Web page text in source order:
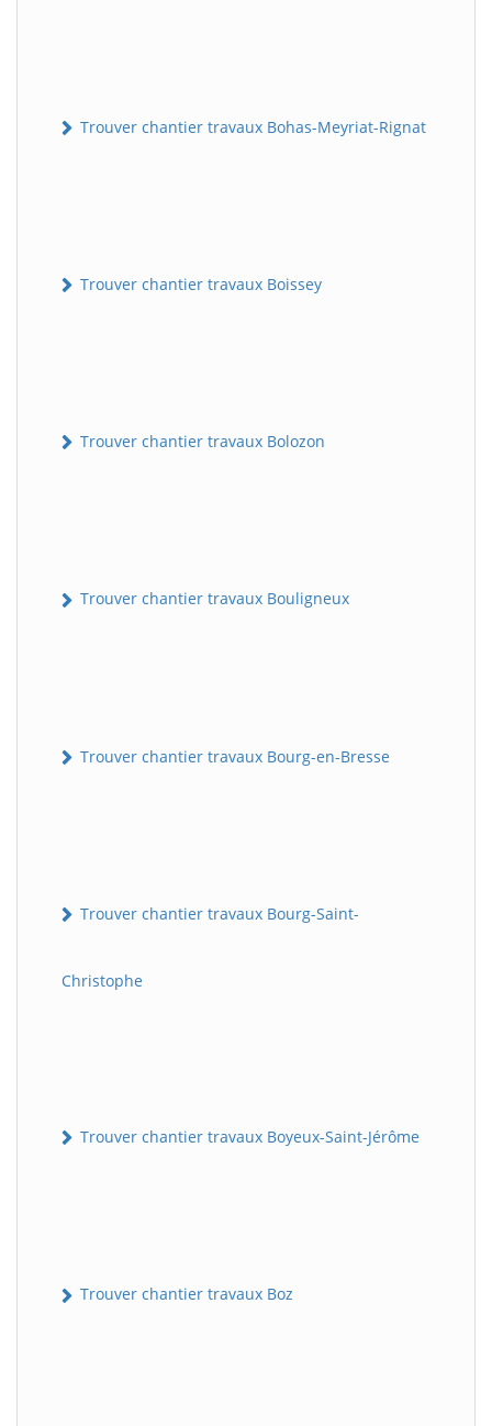
Trouver chantier travaux Bohas-Meyriat-Rignat
Trouver chantier travaux Boissey
Trouver chantier travaux Bolozon
Trouver chantier travaux Bouligneux
Trouver chantier travaux Bourg-en-Bresse
Trouver chantier travaux Bourg-Saint-
Christophe
Trouver chantier travaux Boyeux-Saint-Jérôme
Trouver chantier travaux Boz